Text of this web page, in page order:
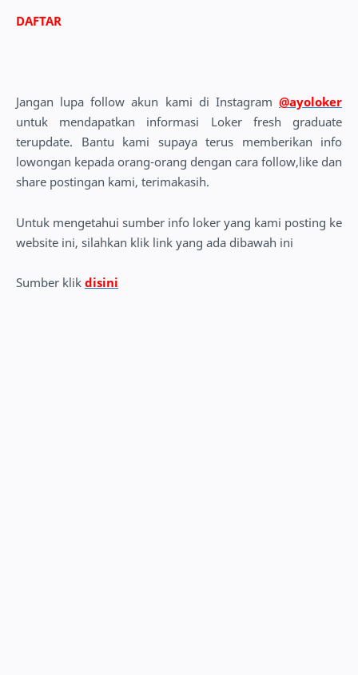
DAFTAR
Jangan lupa follow akun kami di Instagram @ayoloker
untuk mendapatkan informasi Loker fresh graduate
terupdate. Bantu kami supaya terus memberikan info
lowongan kepada orang-orang dengan cara follow,like dan
share postingan kami, terimakasih.
Untuk mengetahui sumber info loker yang kami posting ke
website ini, silahkan klik link yang ada dibawah ini
Sumber klik disini